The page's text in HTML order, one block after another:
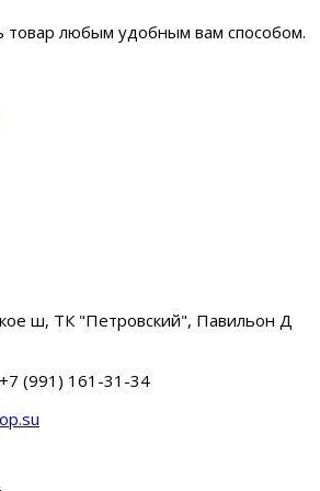
товар любым удобным вам способом.
ш, ТК "Петровский", Павильон Д
(991) 161-31-34